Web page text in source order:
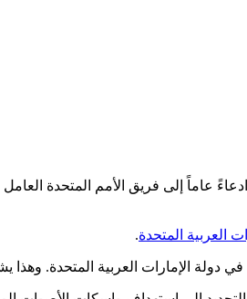
ادعاءً عاماً إلى فريق الأمم المتحدة
العربية المتحدة.
الإمارات العربية المتحدة. وهذا